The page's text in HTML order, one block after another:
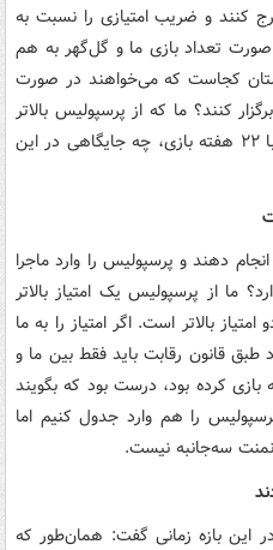
کنند و ضریب امتیازی را نسبت به
صورت تعداد بازی ما و گل‌گهر به هم
کجاست که می‌خواهند در صورت
کنند؟ ما که از پرسپولیس بالاتر
هستیم. پرسپولیس در آن شرایط و با ۲۲ هفته بازی، چه جایگاهی در این
دهند و پرسپولیس را وارد ماجرا
ما از پرسپولیس یک امتیاز بالاتر
بالاتر است. اگر امتیاز را به ما
طبق قانون رقابت باید فقط بین ما و
اگر پرسپولیس ۲۱ هفته بازی کرده بود، درست بود که بگویند
را هم وارد جدول کنیم اما
سه‌جانبه نیست.
این بازه زمانی گفت: همان‌طور که